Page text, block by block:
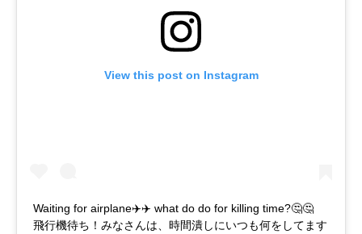
View this post on Instagram
Waiting for airplane✈️✈️ what do do for killing time?🤔🤔ㅤㅤㅤㅤㅤㅤㅤㅤㅤㅤ ㅤㅤㅤㅤㅤㅤㅤㅤㅤㅤㅤㅤㅤ
飛行機待ち！みなさんは、時間潰しにいつも何をしてます